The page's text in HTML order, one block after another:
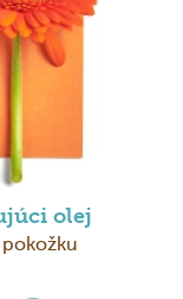
olej